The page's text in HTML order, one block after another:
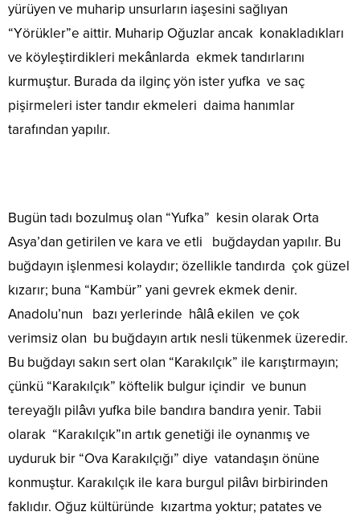
yürüyen ve muharip unsurların iaşesini sağlıyan
“Yörükler”e aittir. Muharip Oğuzlar ancak konakladıkları
ve köyleştirdikleri mekânlarda ekmek tandırlarını
kurmuştur. Burada da ilginç yön ister yufka ve saç
pişirmeleri ister tandır ekmeleri daima hanımlar
tarafından yapılır.
Bugün tadı bozulmuş olan “Yufka” kesin olarak Orta
Asya’dan getirilen ve kara ve etli buğdaydan yapılır. Bu
buğdayın işlenmesi kolaydır; özellikle tandırda çok güzel
kızarır; buna “Kambür” yani gevrek ekmek denir.
Anadolu’nun bazı yerlerinde hâlâ ekilen ve çok
verimsiz olan bu buğdayın artık nesli tükenmek üzeredir.
Bu buğdayı sakın sert olan “Karakılçık” ile karıştırmayın;
çünkü “Karakılçık” köftelik bulgur içindir ve bunun
tereyağlı pilâvı yufka bile bandıra bandıra yenir. Tabii
olarak “Karakılçık”ın artık genetiği ile oynanmış ve
uyduruk bir “Ova Karakılçığı” diye vatandaşın önüne
konmuştur. Karakılçık ile kara burgul pilâvı birbirinden
faklıdır. Oğuz kültüründe kızartma yoktur; patates ve